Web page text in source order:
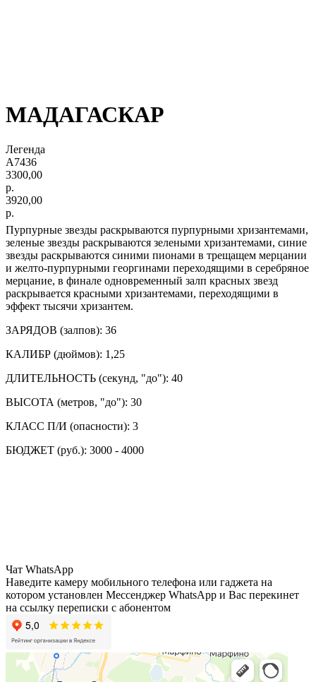
МАДАГАСКАР
Легенда
А7436
3300,00
р.
3920,00
р.
Пурпурные звезды раскрываются пурпурными хризантемами,
зеленые звезды раскрываются зелеными хризантемами, синие
звезды раскрываются синими пионами в трещащем мерцании
и желто-пурпурными георгинами переходящими в серебряное
мерцание, в финале одновременный залп красных звезд
раскрывается красными хризантемами, переходящими в
эффект тысячи хризантем.
ЗАРЯДОВ (залпов): 36
КАЛИБР (дюймов): 1,25
ДЛИТЕЛЬНОСТЬ (секунд, "до"): 40
ВЫСОТА (метров, "до"): 30
КЛАСС П/И (опасности): 3
БЮДЖЕТ (руб.): 3000 - 4000
Чат WhatsApp
Наведите камеру мобильного телефона или гаджета на
котором установлен Мессенджер WhatsApp и Вас перекинет
на ссылку переписки с абонентом